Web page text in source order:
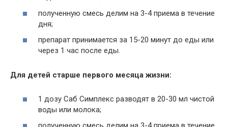
полученную смесь делим на 3-4 приема в течение
дня;
препарат принимается за 15-20 минут до еды или
через 1 час после еды.
Для детей старше первого месяца жизни:
1 дозу Саб Симплекс разводят в 20-30 мл чистой
воды или молока;